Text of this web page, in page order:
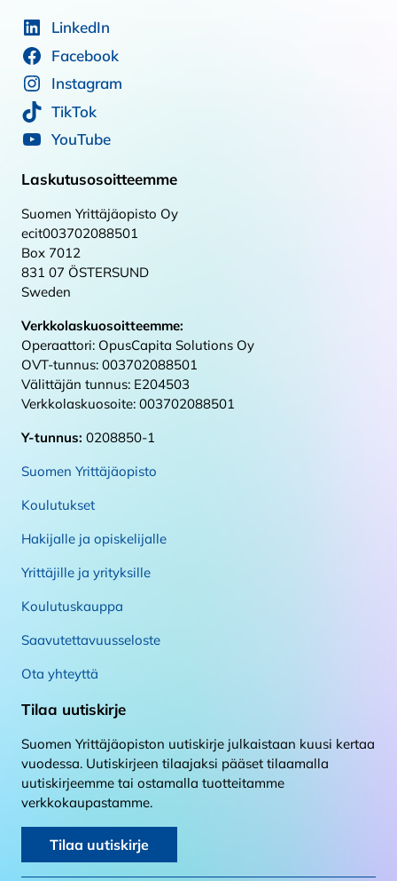
LinkedIn
Facebook
Instagram
TikTok
YouTube
Laskutusosoitteemme
Suomen Yrittäjäopisto Oy
ecit003702088501
Box 7012
831 07 ÖSTERSUND
Sweden
Verkkolaskuosoitteemme:
Operaattori: OpusCapita Solutions Oy
OVT-tunnus: 003702088501
Välittäjän tunnus: E204503
Verkkolaskuosoite: 003702088501
Y-tunnus: 0208850-1
Suomen Yrittäjäopisto
Koulutukset
Hakijalle ja opiskelijalle
Yrittäjille ja yrityksille
Koulutuskauppa
Saavutettavuusseloste
Ota yhteyttä
Tilaa uutiskirje
Suomen Yrittäjäopiston uutiskirje julkaistaan kuusi kertaa
vuodessa. Uutiskirjeen tilaajaksi pääset tilaamalla
uutiskirjeemme tai ostamalla tuotteitamme
verkkokaupastamme.
Tilaa uutiskirje